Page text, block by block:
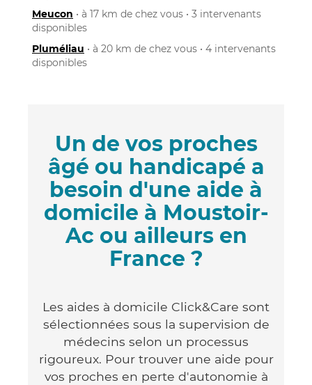
Meucon • à 17 km de chez vous • 3 intervenants
disponibles
Pluméliau • à 20 km de chez vous • 4 intervenants
disponibles
Un de vos proches
âgé ou handicapé a
besoin d'une aide à
domicile à Moustoir-
Ac ou ailleurs en
France ?
Les aides à domicile Click&Care sont
sélectionnées sous la supervision de
médecins selon un processus
rigoureux. Pour trouver une aide pour
vos proches en perte d'autonomie à